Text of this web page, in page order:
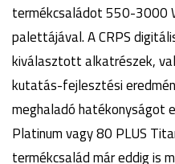
termékcsaládot 550-3000
palettájával. A CRPS
kiválasztott alkatrészek,
kutatás-fejlesztési
meghaladó hatékonyságot
Platinum vagy 80 PLUS
termékcsalád már eddig is